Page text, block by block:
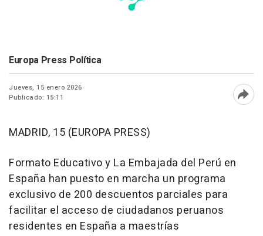
Europa Press Política
Jueves, 15 enero 2026
Publicado: 15:11
MADRID, 15 (EUROPA PRESS)
Formato Educativo y La Embajada del Perú en
España han puesto en marcha un programa
exclusivo de 200 descuentos parciales para
facilitar el acceso de ciudadanos peruanos
residentes en España a maestrías